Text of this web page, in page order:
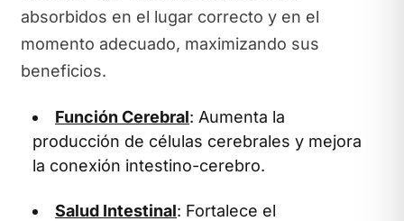
absorbidos en el lugar correcto y en el
momento adecuado, maximizando sus
beneficios.
Función Cerebral: Aumenta la
producción de células cerebrales y mejora
la conexión intestino-cerebro.
Salud Intestinal: Fortalece el